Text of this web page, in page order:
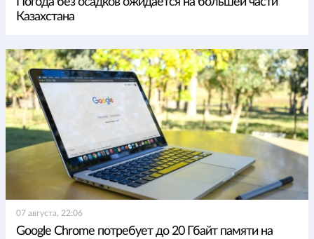
Казахстана
07 августа, 22:06
Google Chrome потребует до 20 Гбайт памяти на